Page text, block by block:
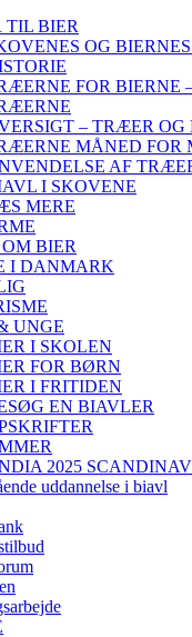
BIER
OG
FOR BIERNE
– TRÆER OG
MÅNED FOR
AF
I SKOVENE
MERE
BIER
I DANMARK
UNGE
I SKOLEN
FOR BØRN
I FRITIDEN
EN BIAVLER
2025
uddannelse i biavl